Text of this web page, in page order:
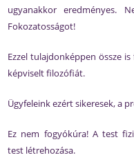
ugyanakkor eredményes.
Fokozatosságot!
Ezzel tulajdonképpen össze
képviselt filozófiát.
Ügyfeleink ezért sikeresek, a
Ez nem fogyókúra! A test
test létrehozása.